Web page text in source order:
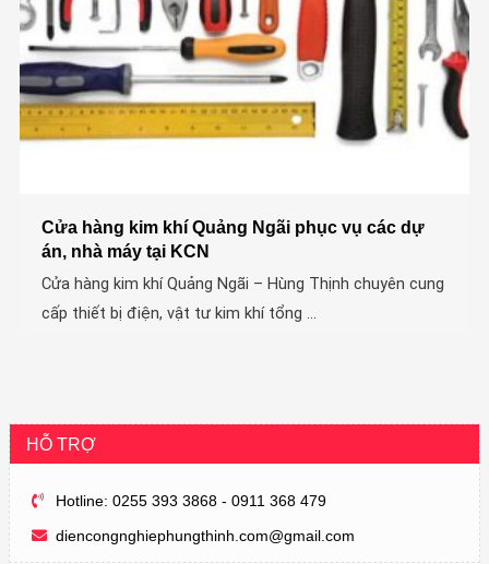
Cửa hàng kim khí Quảng Ngãi phục vụ các dự
án, nhà máy tại KCN
Cửa hàng kim khí Quảng Ngãi – Hùng Thịnh chuyên cung
cấp thiết bị điện, vật tư kim khí tổng ...
HỖ TRỢ
Hotline: 0255 393 3868 - 0911 368 479
diencongnghiephungthinh.com@gmail.com